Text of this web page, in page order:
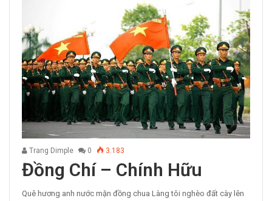
Trang Dimple 0 3.183
Đồng Chí – Chính Hữu
Quê hương anh nước mặn đồng chua Làng tôi nghèo đất cày lên